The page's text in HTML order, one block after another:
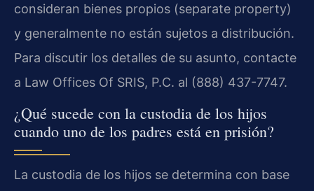
consideran bienes propios (separate property)
y generalmente no están sujetos a distribución.
Para discutir los detalles de su asunto, contacte
a Law Offices Of SRIS, P.C. al (888) 437-7747.
¿Qué sucede con la custodia de los hijos
cuando uno de los padres está en prisión?
La custodia de los hijos se determina con base